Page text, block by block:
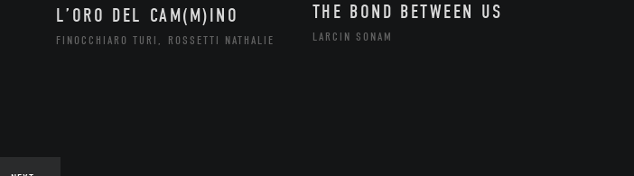
L’ORO DEL CAM(M)INO
FINOCCHIARO TURI, ROSSETTI NATHALIE
THE BOND BETWEEN US
LARCIN SONAM